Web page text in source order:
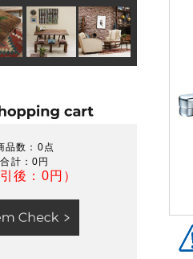
品数：0点
合計：0円
引後：0円）